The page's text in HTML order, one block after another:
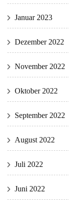
Januar 2023
Dezember 2022
November 2022
Oktober 2022
September 2022
August 2022
Juli 2022
Juni 2022